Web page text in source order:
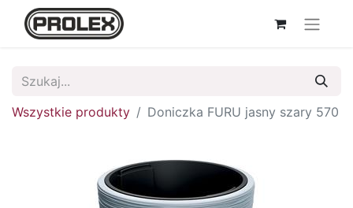
Wszystkie produkty Doniczka FURU jasny szary 570